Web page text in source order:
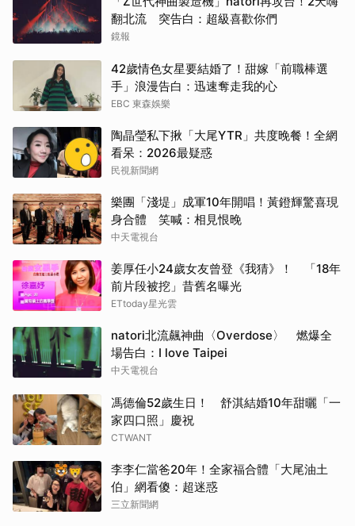
翻北流 突告白：超級喜歡你們
鏡報
42歲情色女星要結婚了！甜嫁「前職棒選
手」浪漫告白：迅速奪走我的心
EBC 東森娛樂
陶晶瑩私下揪「大尾YTR」共度晚餐！全網
看呆：2026最疑惑
民視新聞網
樂團「淺堤」成軍10年開唱！黃鐙輝驚喜現
身合體 笑喊：相見恨晚
中天電視台
姜厚任小24歲女友曾登《我猜》！ 「18年
前片段被挖」昔舊名曝光
ETtoday星光雲
natori北流飆神曲〈Overdose〉 燃爆全
場告白：I love Taipei
中天電視台
馮德倫52歲生日！ 舒淇結婚10年甜曬「一
家四口照」慶祝
CTWANT
李李仁當爸20年！全家福合體「大尾油土
伯」網看傻：超迷惑
三立新聞網